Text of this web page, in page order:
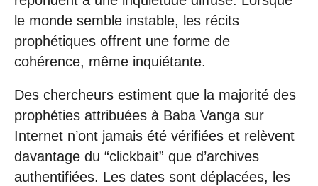
le monde semble instable, les récits
prophétiques offrent une forme de
cohérence, même inquiétante.
Des chercheurs estiment que la majorité des
prophéties attribuées à Baba Vanga sur
Internet n’ont jamais été vérifiées et relèvent
davantage du “clickbait” que d’archives
authentifiées. Les dates sont déplacées, les